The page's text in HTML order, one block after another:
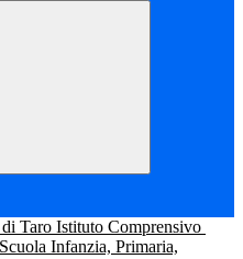
Istituto Comprensivo
Scuola Infanzia, Primaria,